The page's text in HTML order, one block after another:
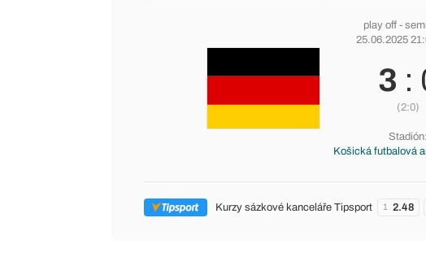
play off -
25.06.2025
3 :
(2:0)
Stadión:
Košická futbalová
Kurzy sázkové kanceláře Tipsport 1 2.48